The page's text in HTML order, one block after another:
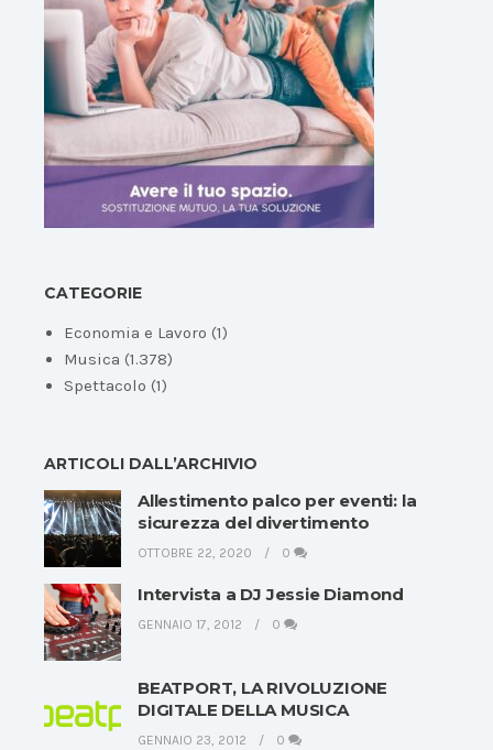
CATEGORIE
Economia e Lavoro (1)
Musica (1.378)
Spettacolo (1)
ARTICOLI DALL’ARCHIVIO
Allestimento palco per eventi: la
sicurezza del divertimento
OTTOBRE 22, 2020 0
Intervista a DJ Jessie Diamond
GENNAIO 17, 2012 0
BEATPORT, LA RIVOLUZIONE
DIGITALE DELLA MUSICA
GENNAIO 23, 2012 0